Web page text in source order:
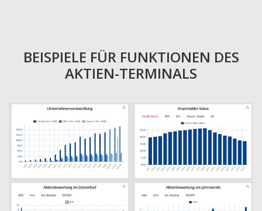
BEISPIELE FÜR FUNKTIONEN DES
AKTIEN-TERMINALS